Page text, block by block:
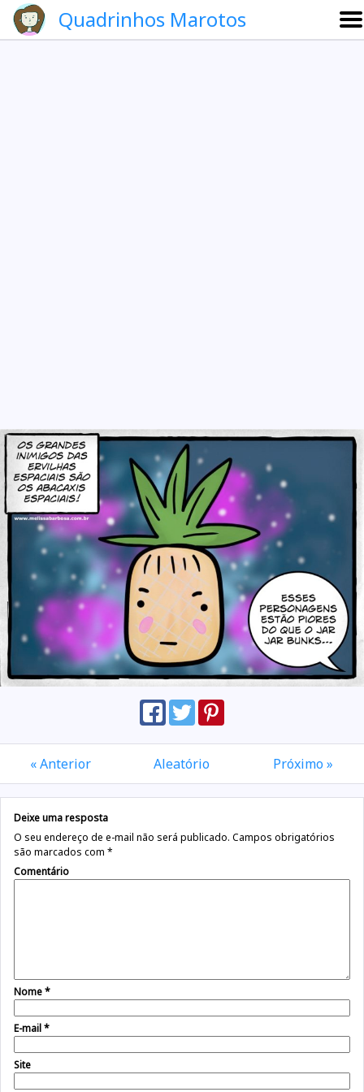
Quadrinhos Marotos
« Anterior Aleatório Próximo »
Deixe uma resposta
O seu endereço de e-mail não será publicado. Campos obrigatórios
são marcados com *
Comentário
Nome*
E-mail*
Site